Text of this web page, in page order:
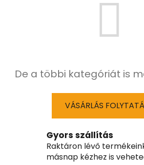
De a többi kategóriát is
VÁSÁRLÁS
Gyors szállítás
Raktáron lévő
másnap kézhez is